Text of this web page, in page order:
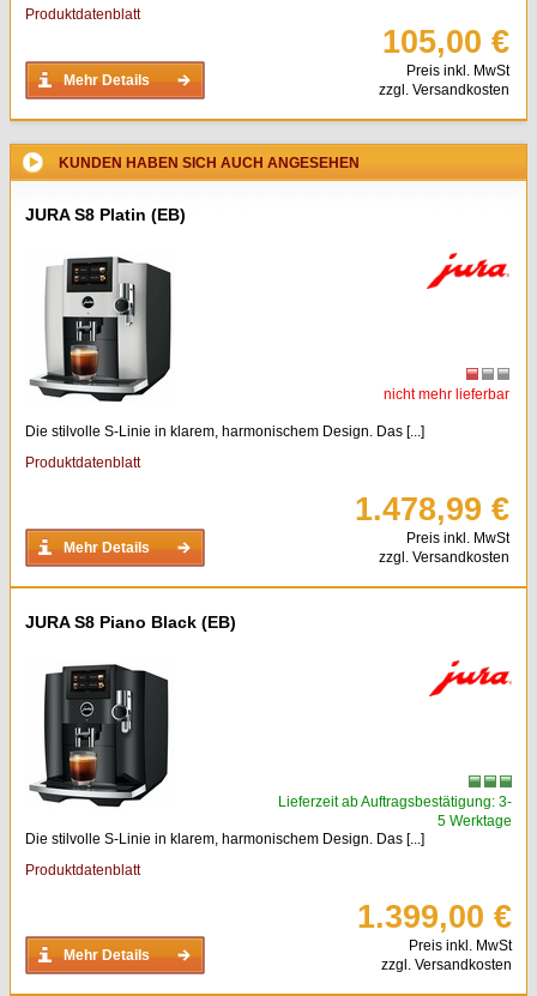
Produktdatenblatt
Mehr Details
105,00 €
Preis inkl. MwSt
zzgl. Versandkosten
KUNDEN HABEN SICH AUCH ANGESEHEN
JURA S8 Platin (EB)
nicht mehr lieferbar
Die stilvolle S-Linie in klarem, harmonischem Design. Das [...]
Produktdatenblatt
Mehr Details
1.478,99 €
Preis inkl. MwSt
zzgl. Versandkosten
JURA S8 Piano Black (EB)
Lieferzeit ab Auftragsbestätigung: 3-
5 Werktage
Die stilvolle S-Linie in klarem, harmonischem Design. Das [...]
Produktdatenblatt
Mehr Details
1.399,00 €
Preis inkl. MwSt
zzgl. Versandkosten